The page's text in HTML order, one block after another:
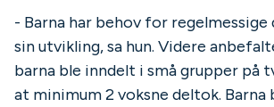
- Barna har behov for
sin utvikling, sa hun. Videre
barna ble inndelt i små grupper på
at minimum 2 voksne deltok.